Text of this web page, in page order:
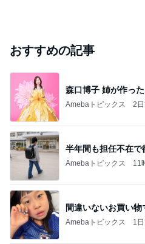
おすすめの記事
森口博子 姉が作っ
Amebaトピックス 2
半年間も担任不在で
Amebaトピックス 11
間違いないお買い
Amebaトピックス 1